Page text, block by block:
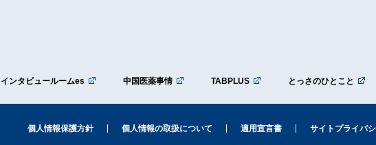
インタビュールームes 中国医薬事情 TABPLUS とっさのひとこと
個人情報保護方針 個人情報の取扱について 適用宣言書 サイトプライバ